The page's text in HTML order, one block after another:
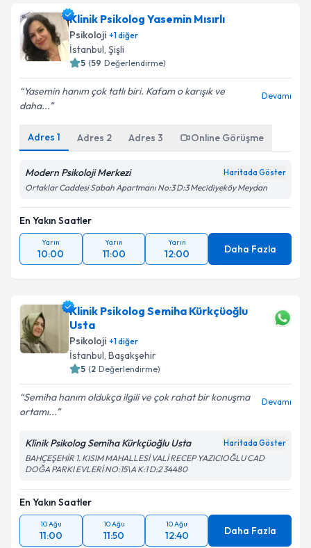
Klinik Psikolog Yasemin Mısırlı
Psikoloji +1diğer
İstanbul, Şişli
5 (59 Değerlendirme)
Yasemin hanım çok tatlı biri. Kafam o karışık ve
daha...
Devamı
Adres 1 Adres 2 Adres 3 Online Görüşme
Modern Psikoloji Merkezi Haritada Göster
Ortaklar Caddesi Sabah Apartmanı No:3 D:3 Mecidiyeköy Meydan
En Yakın Saatler
Yarın
10:00
Yarın
11:00
Yarın
12:00 Daha Fazla
Klinik Psikolog Semiha Kürkçüoğlu
Usta
Psikoloji +1diğer
İstanbul, Başakşehir
5 (2 Değerlendirme)
Semiha hanım oldukça ilgili ve çok rahat bir konuşma
ortamı...
Devamı
Klinik Psikolog Semiha Kürkçüoğlu Usta Haritada Göster
BAHÇEŞEHİR 1. KISIM MAHALLESİ VALİ RECEP YAZICIOĞLU CAD
DOĞA PARKI EVLERİ NO:15\A K:1 D:2 34480
En Yakın Saatler
10 Ağu
11:00
10 Ağu
11:50
10 Ağu
12:40 Daha Fazla